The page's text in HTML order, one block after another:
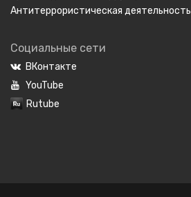
Антитеррористическая деятельность
Социальные сети
ВКонтакте
YouTube
Rutube